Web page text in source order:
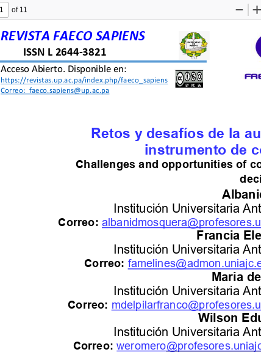
of 11
Zoom
REVISTA FAECO SAPIENS
ISSN L 2644-3821
Acceso Abierto. Disponible en:
https://revistas.up.ac.pa/index.php/faeco_sapiens
Correo:  faeco.sapiens@up.ac.pa
Retos y desafíos de la
instrumento de
Challenges and opportunities of
Institución Universitaria
Correo:
Francia
Institución Universitaria
Correo:
Maria
Institución Universitaria
Correo:
Wilson
Institución Universitaria
Correo: